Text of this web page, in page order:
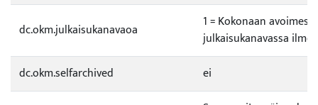
dc.okm.julkaisukanavaoa
1 = Kokonaan
julkaisukanavassa
dc.okm.selfarchived
ei